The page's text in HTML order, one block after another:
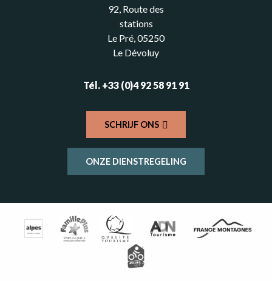
92, Route des
stations
Le Pré, 05250
Le Dévoluy
Tél. +33 (0)4 92 58 91 91
SCHRIJF ONS
ONZE DIENSTREGELING